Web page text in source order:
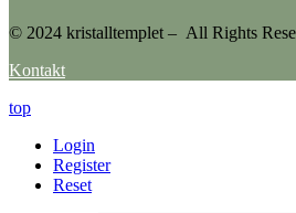
© 2024 kristalltemplet – All Rights
Kontakt
top
Login
Register
Reset